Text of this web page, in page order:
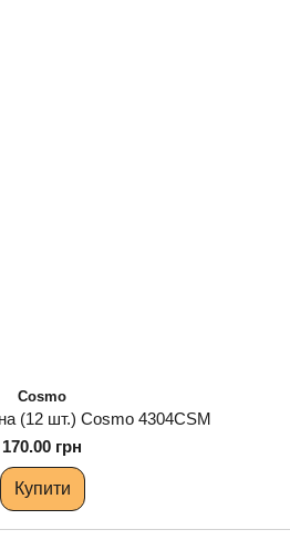
Cosmo
(12 шт.) Cosmo 4304CSM
170.00 грн
Купити